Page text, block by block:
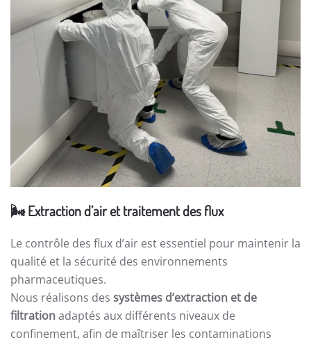
🌬️Extraction d’air et traitement des flux
Le contrôle des flux d’air est essentiel pour maintenir la
qualité et la sécurité des environnements
pharmaceutiques.
Nous réalisons des systèmes d’extraction et de
filtrationadaptés aux différents niveaux de
confinement, afin de maîtriser les contaminations